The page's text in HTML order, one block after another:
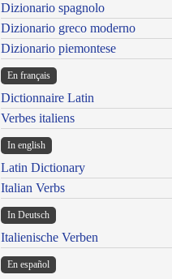
Dizionario spagnolo
Dizionario greco moderno
Dizionario piemontese
En français
Dictionnaire Latin
Verbes italiens
In english
Latin Dictionary
Italian Verbs
In Deutsch
Italienische Verben
En español